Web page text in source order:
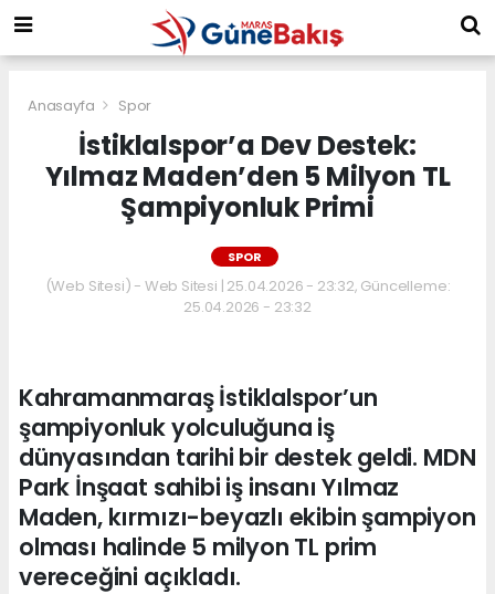
Anasayfa Spor
İstiklalspor’a Dev Destek:
Yılmaz Maden’den 5 Milyon TL
Şampiyonluk Primi
SPOR
(Web Sitesi) - Web Sitesi | 25.04.2026 - 23:32, Güncelleme:
25.04.2026 - 23:32
Kahramanmaraş İstiklalspor’un
şampiyonluk yolculuğuna iş
dünyasından tarihi bir destek geldi. MDN
Park İnşaat sahibi iş insanı Yılmaz
Maden, kırmızı-beyazlı ekibin şampiyon
olması halinde 5 milyon TL prim
vereceğini açıkladı.